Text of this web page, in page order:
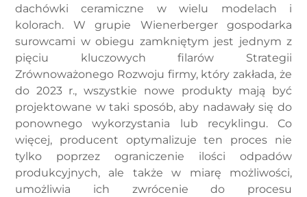
dachówki ceramiczne w wielu modelach i
kolorach. W grupie Wienerberger gospodarka
surowcami w obiegu zamkniętym jest jednym z
pięciu kluczowych filarów Strategii
Zrównoważonego Rozwoju firmy, który zakłada, że
do 2023 r., wszystkie nowe produkty mają być
projektowane w taki sposób, aby nadawały się do
ponownego wykorzystania lub recyklingu. Co
więcej, producent optymalizuje ten proces nie
tylko poprzez ograniczenie ilości odpadów
produkcyjnych, ale także w miarę możliwości,
umożliwia ich zwrócenie do procesu